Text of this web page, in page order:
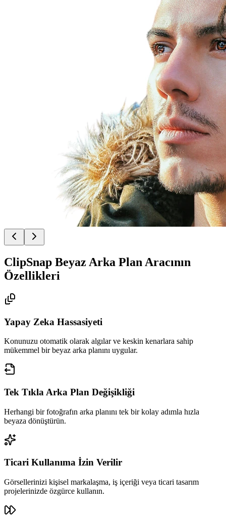
ClipSnap Beyaz Arka Plan Aracının
Özellikleri
Yapay Zeka Hassasiyeti
Konunuzu otomatik olarak algılar ve keskin kenarlara sahip
mükemmel bir beyaz arka planını uygular.
Tek Tıkla Arka Plan Değişikliği
Herhangi bir fotoğrafın arka planını tek bir kolay adımla hızla
beyaza dönüştürün.
Ticari Kullanıma İzin Verilir
Görsellerinizi kişisel markalaşma, iş içeriği veya ticari tasarım
projelerinizde özgürce kullanın.